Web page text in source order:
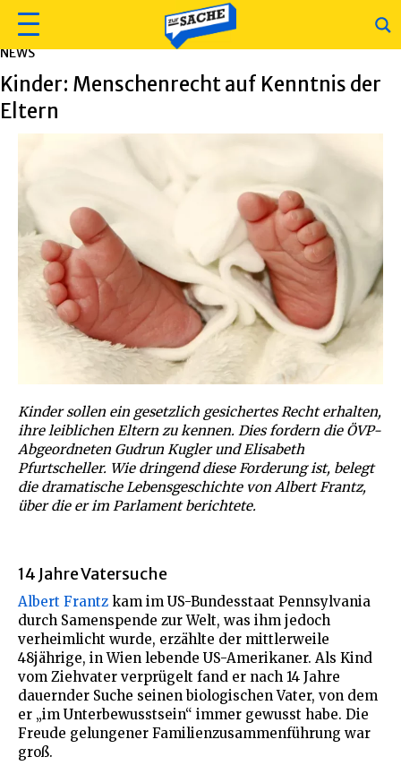
NEWS
Kinder: Menschenrecht auf Kenntnis der
Eltern
Kinder sollen ein gesetzlich gesichertes Recht erhalten,
ihre leiblichen Eltern zu kennen. Dies fordern die ÖVP-
Abgeordneten Gudrun Kugler und Elisabeth
Pfurtscheller. Wie dringend diese Forderung ist, belegt
die dramatische Lebensgeschichte von Albert Frantz,
über die er im Parlament berichtete.
14 Jahre Vatersuche
Albert Frantz kam im US-Bundesstaat Pennsylvania
durch Samenspende zur Welt, was ihm jedoch
verheimlicht wurde, erzählte der mittlerweile
48jährige, in Wien lebende US-Amerikaner. Als Kind
vom Ziehvater verprügelt fand er nach 14 Jahre
dauernder Suche seinen biologischen Vater, von dem
er „im Unterbewusstsein“ immer gewusst habe. Die
Freude gelungener Familienzusammenführung war
groß.